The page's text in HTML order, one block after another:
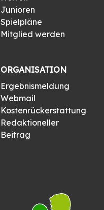
Junioren
Spielpläne
Mitglied werden
ORGANISATION
Ergebnismeldung
Webmail
Kostenrückerstattung
Redaktioneller
Beitrag